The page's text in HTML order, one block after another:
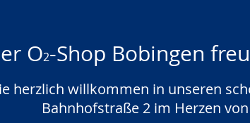
O2-Shop Bobingen
herzlich willkommen in unseren
Bahnhofstraße 2 im Herzen